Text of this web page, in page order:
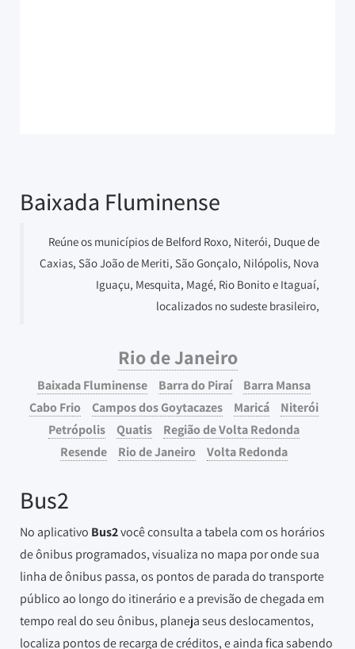
Baixada Fluminense
Reúne os municípios de Belford Roxo, Niterói, Duque de
Caxias, São João de Meriti, São Gonçalo, Nilópolis, Nova
Iguaçu, Mesquita, Magé, Rio Bonito e Itaguaí,
localizados no sudeste brasileiro,
Rio de Janeiro
Baixada Fluminense Barra do Piraí
Barra Mansa
Cabo Frio
Campos dos Goytacazes Maricá
Niterói
Petrópolis
Quatis
Região de Volta Redonda
Resende
Rio de Janeiro Volta Redonda
Bus2
No aplicativo Bus2você consulta a tabela com os horários
de ônibus programados, visualiza no mapa por onde sua
linha de ônibus passa, os pontos de parada do transporte
público ao longo do itinerário e a previsão de chegada em
tempo real do seu ônibus, planeja seus deslocamentos,
localiza pontos de recarga de créditos, e ainda fica sabendo